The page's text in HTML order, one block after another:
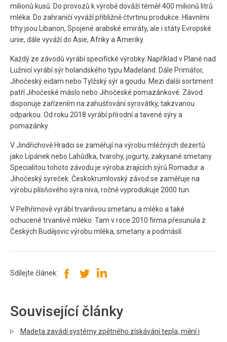
milionů kusů. Do provozů k výrobě dováží téměř 400 milionů litrů
mléka. Do zahraničí vyváží přibližně čtvrtinu produkce. Hlavními
trhy jsou Libanon, Spojené arabské emiráty, ale i státy Evropské
unie, dále vyváží do Asie, Afriky a Ameriky.
Každý ze závodů vyrábí specifické výrobky. Například v Plané nad
Lužnicí vyrábí sýr holandského typu Madeland. Dále Primátor,
Jihočeský eidam nebo Tylžský sýr a goudu. Mezi další sortiment
patří Jihočeské máslo nebo Jihočeské pomazánkové. Závod
disponuje zařízením na zahušťování syrovátky, takzvanou
odparkou. Od roku 2018 vyrábí přírodní a tavené sýry a
pomazánky.
V Jindřichově Hradci se zaměřují na výrobu mléčných dezertů
jako Lipánek nebo Lahůdka, tvarohy, jogurty, zakysané smetany.
Specialitou tohoto závodu je výroba zrajících sýrů Romadur a
Jihočeský syreček. Českokrumlovský závod se zaměřuje na
výrobu plísňového sýra niva, ročně vyprodukuje 2000 tun.
V Pelhřimově vyrábí trvanlivou smetanu a mléko a také
ochucené trvanlivé mléko. Tam v roce 2010 firma přesunula z
Českých Budějovic výrobu mléka, smetany a podmáslí.
Sdílejte článek:
Související články
Madeta zavádí systémy zpětného získávání tepla, mění i